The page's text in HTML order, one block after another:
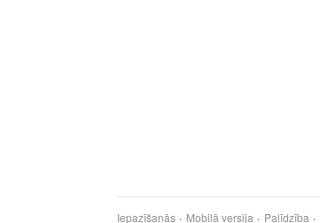
Iepazīšanās Mobilā versija Palīdzība